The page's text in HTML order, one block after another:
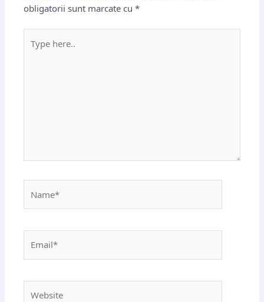
obligatorii sunt marcate cu*
here..